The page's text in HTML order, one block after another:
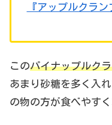
『アップルクラ
このパイナップルク
あまり砂糖を多く入れ
の物の方が食べやす